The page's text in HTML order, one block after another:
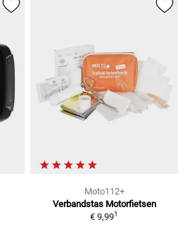
Moto112+
Verbandstas Motorfietsen
€ 9,991